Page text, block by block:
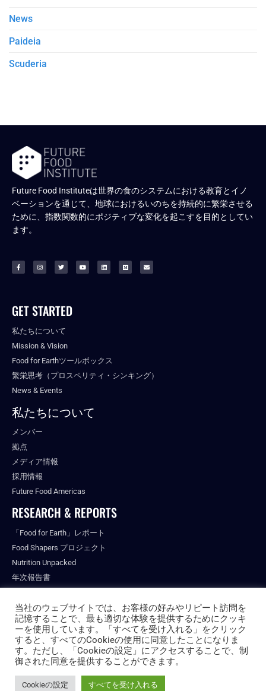
News
Paideia
Scuderia
Future Food Instituteは世界の食のシステムにおける教育とイノ
ベーションを通じて、地球におけるいのちを持続的に繁栄させる
ために、指数関数的にポジティブな変化を起こすを目的としてい
ます。
GET STARTED
私たちについて
Mission & Vision
Food for Earthツールボックス
繁栄思考（プロスペリティ・シンキング）
News & Events
私たちについて
メンバー
拠点
メディア情報
採用情報
Future Food Americas
RESEARCH & REPORTS
「Food for Earth」レポート
Food Shapers プロジェクト
Nutrition Unpacked
年次報告書
© ALL RIGHTS RESERVED.
PRIVACY POLICY
FUTURE FOOD INSTITUTE
当社のウェブサイトでは、お客様の好みやリピート訪問を
記憶することで、最も適切な体験を提供するためにクッキ
ーを使用しています。「すべてを受け入れる」をクリック
すると、すべてのCookieの使用に同意したことになりま
す。ただし、「Cookieの設定」にアクセスすることで、制
御された同意を提供することができます。
Cookieの設定 すべてを受け入れる